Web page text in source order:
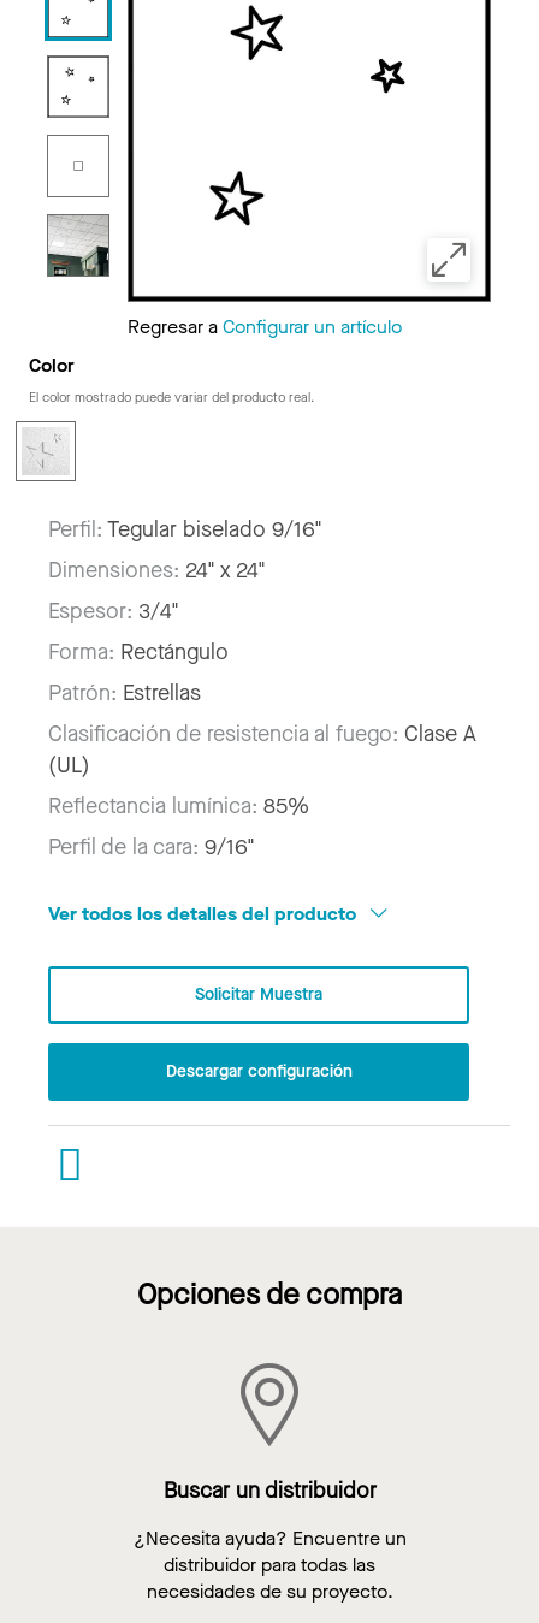
Regresar aConfigurar un artículo
Color
El color mostrado puede variar del producto real.
Perfil: Tegular biselado 9/16"
Dimensiones: 24" x 24"
Espesor: 3/4"
Forma: Rectángulo
Patrón: Estrellas
Clasificación de resistencia al fuego: Clase A
(UL)
Reflectancia lumínica: 85%
Perfil de la cara: 9/16"
Ver todos los detalles del producto
Solicitar Muestra
Descargar configuración
Opciones de compra
Buscar un distribuidor
¿Necesita ayuda? Encuentre un
distribuidor para todas las
necesidades de su proyecto.